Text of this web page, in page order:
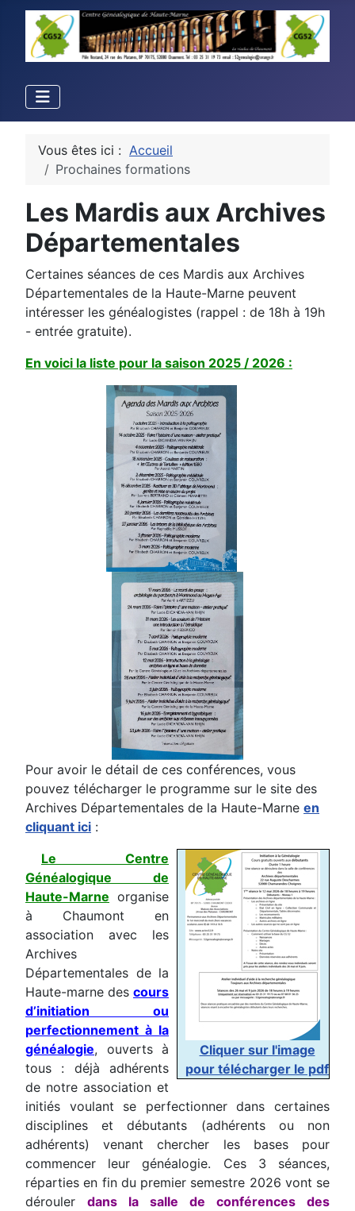
Vous êtes ici : Accueil
Prochaines formations
Les Mardis aux Archives
Départementales
Certaines séances de ces Mardis aux Archives
Départementales de la Haute-Marne peuvent
intéresser les généalogistes (rappel : de 18h à 19h
- entrée gratuite).
En voici la liste pour la saison 2025 / 2026 :
Pour avoir le détail de ces conférences, vous
pouvez télécharger le programme sur le site des
Archives Départementales de la Haute-Marne en
cliquant ici :
Cliquer sur l'image
pour télécharger le pdf
Le Centre
Généalogique de
Haute-Marne organise
à Chaumont en
association avec les
Archives
Départementales de la
Haute-marne des cours
d’initiation ou
perfectionnement à la
généalogie, ouverts à
tous : déjà adhérents
de notre association et
initiés voulant se perfectionner dans certaines
disciplines et débutants (adhérents ou non
adhérents) venant chercher les bases pour
commencer leur généalogie. Ces 3 séances,
réparties en fin du premier semestre 2026 vont se
dérouler dans la salle de conférences des